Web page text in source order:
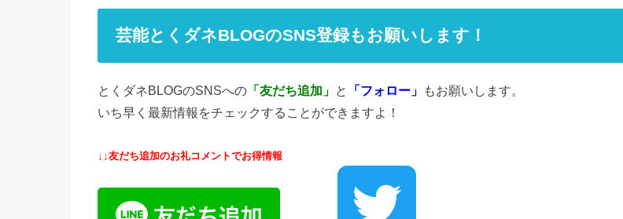
芸能とくダネBLOGのSNS登録もお願いします！
とくダネBLOGのSNSへの 「友だち追加」 と 「フォロー」
もお願いします。
いち早く最新情報をチェックすることができますよ！
↓↓友だち追加のお礼コメントでお得情報